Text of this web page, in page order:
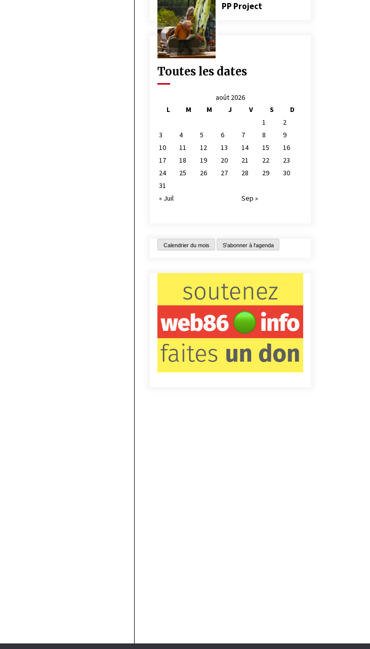
PP Project
Toutes les dates
août 2026
L
M M J V S
D
1
2
3
4 5 6 7 8
9
10
11 12 13 14 15
16
17
18 19 20 21 22
23
24
25 26 27 28 29
30
31
« Juil
Sep »
Calendrier du mois S'abonner à l'agenda